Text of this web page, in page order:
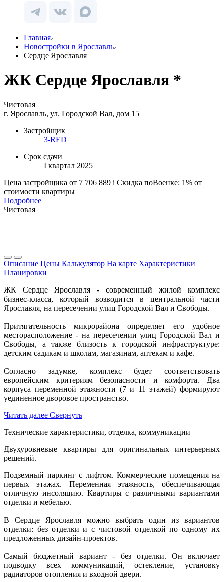
Главная
Новостройки в Ярославль
Сердце Ярославля
ЖК Сердце Ярославля *
Чистовая
г. Ярославль, ул. Городской Вал, дом 15
Застройщик
3-RED
Срок сдачи
I квартал 2025
Цена застройщика от 7 706 889 i Скидка поВоенке: 1% от
стоимости квартиры
Подробнее
Чистовая
Описание Цены Калькулятор На карте Характеристики
Планировки
ЖК Сердце Ярославля - современный жилой комплекс
бизнес-класса, который возводится в центральной части
Ярославля, на пересечении улиц Городской Вал и Свободы.
Притягательность микрорайона определяет его удобное
месторасположение - на пересечении улиц Городской Вал и
Свободы, а также близость к городской инфраструктуре:
детским садикам и школам, магазинам, аптекам и кафе.
Согласно задумке, комплекс будет соответствовать
европейским критериям безопасности и комфорта. Два
корпуса переменной этажности (7 и 11 этажей) формируют
уединенное дворовое пространство.
Читать далее Свернуть
Технические характеристики, отделка, коммуникации
Двухуровневые квартиры для оригинальных интерьерных
решений.
Подземный паркинг с лифтом. Коммерческие помещения на
первых этажах. Переменная этажность, обеспечивающая
отличную инсоляцию. Квартиры с различными вариантами
отделки и мебелью.
В Сердце Ярославля можно выбрать один из вариантов
отделки: без отделки и с чистовой отделкой по одному их
предложенных дизайн-проектов.
Самый бюджетный вариант - без отделки. Он включает
подводку всех коммуникаций, остекление, установку
радиаторов отопления и входной двери.